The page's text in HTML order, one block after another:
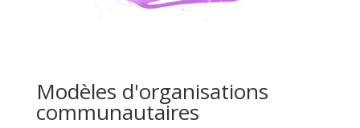
Modèles d'organisations
communautaires